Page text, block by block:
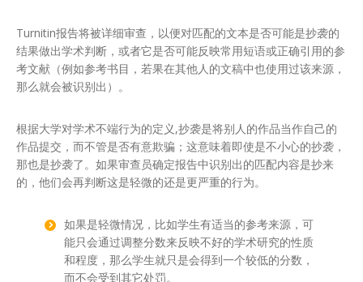
Turnitin报告将被详细审查，以便对匹配的文本是否可能是抄袭的
结果做出学术判断，或者它是否可能反映常用短语或正确引用的参
考文献（例如参考书目，若果在其他人的文稿中也使用过该来源，
那么就会被识别出）。
根据大学对学术不端行为的定义,抄袭是将别人的作品当作自己的
作品提交，而不管是否有意欺骗；这意味着即使是不小心的抄袭，
那也是抄袭了。如果审查员确定报告中识别出的匹配内容是抄来
的，他们会再判断这是轻微的还是更严重的行为。
如果是轻微情况，比如学生有适当的参考来源，可
能只会通过调整分数来反映不好的学术研究的性质
和程度，那么学生就只是会得到一个较低的分数，
而不会受到其它处罚。